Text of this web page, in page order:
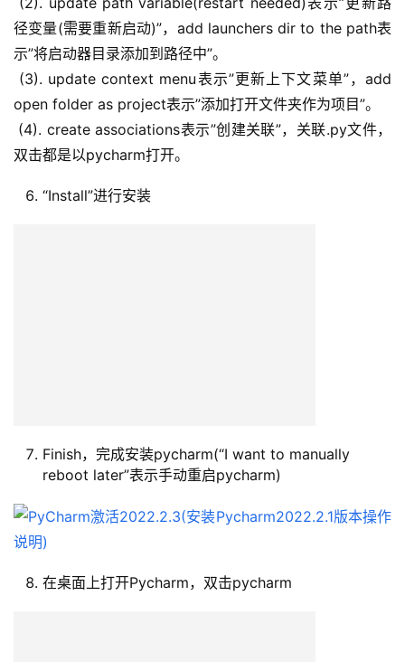
径变量(需要重新启动)”，add launchers dir to the path表
示”将启动器目录添加到路径中”。
open folder as project表示”添加打开文件夹作为项目”。
双击都是以pycharm打开。
“Install”进行安装
Finish，完成安装pycharm(“I want to manually
reboot later”表示手动重启pycharm)
在桌面上打开Pycharm，双击pycharm